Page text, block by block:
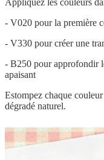
Appliquez les couleurs
- V020 pour la première
- V330 pour créer une
- B250 pour approfondir
apaisant
Estompez chaque
dégradé naturel.